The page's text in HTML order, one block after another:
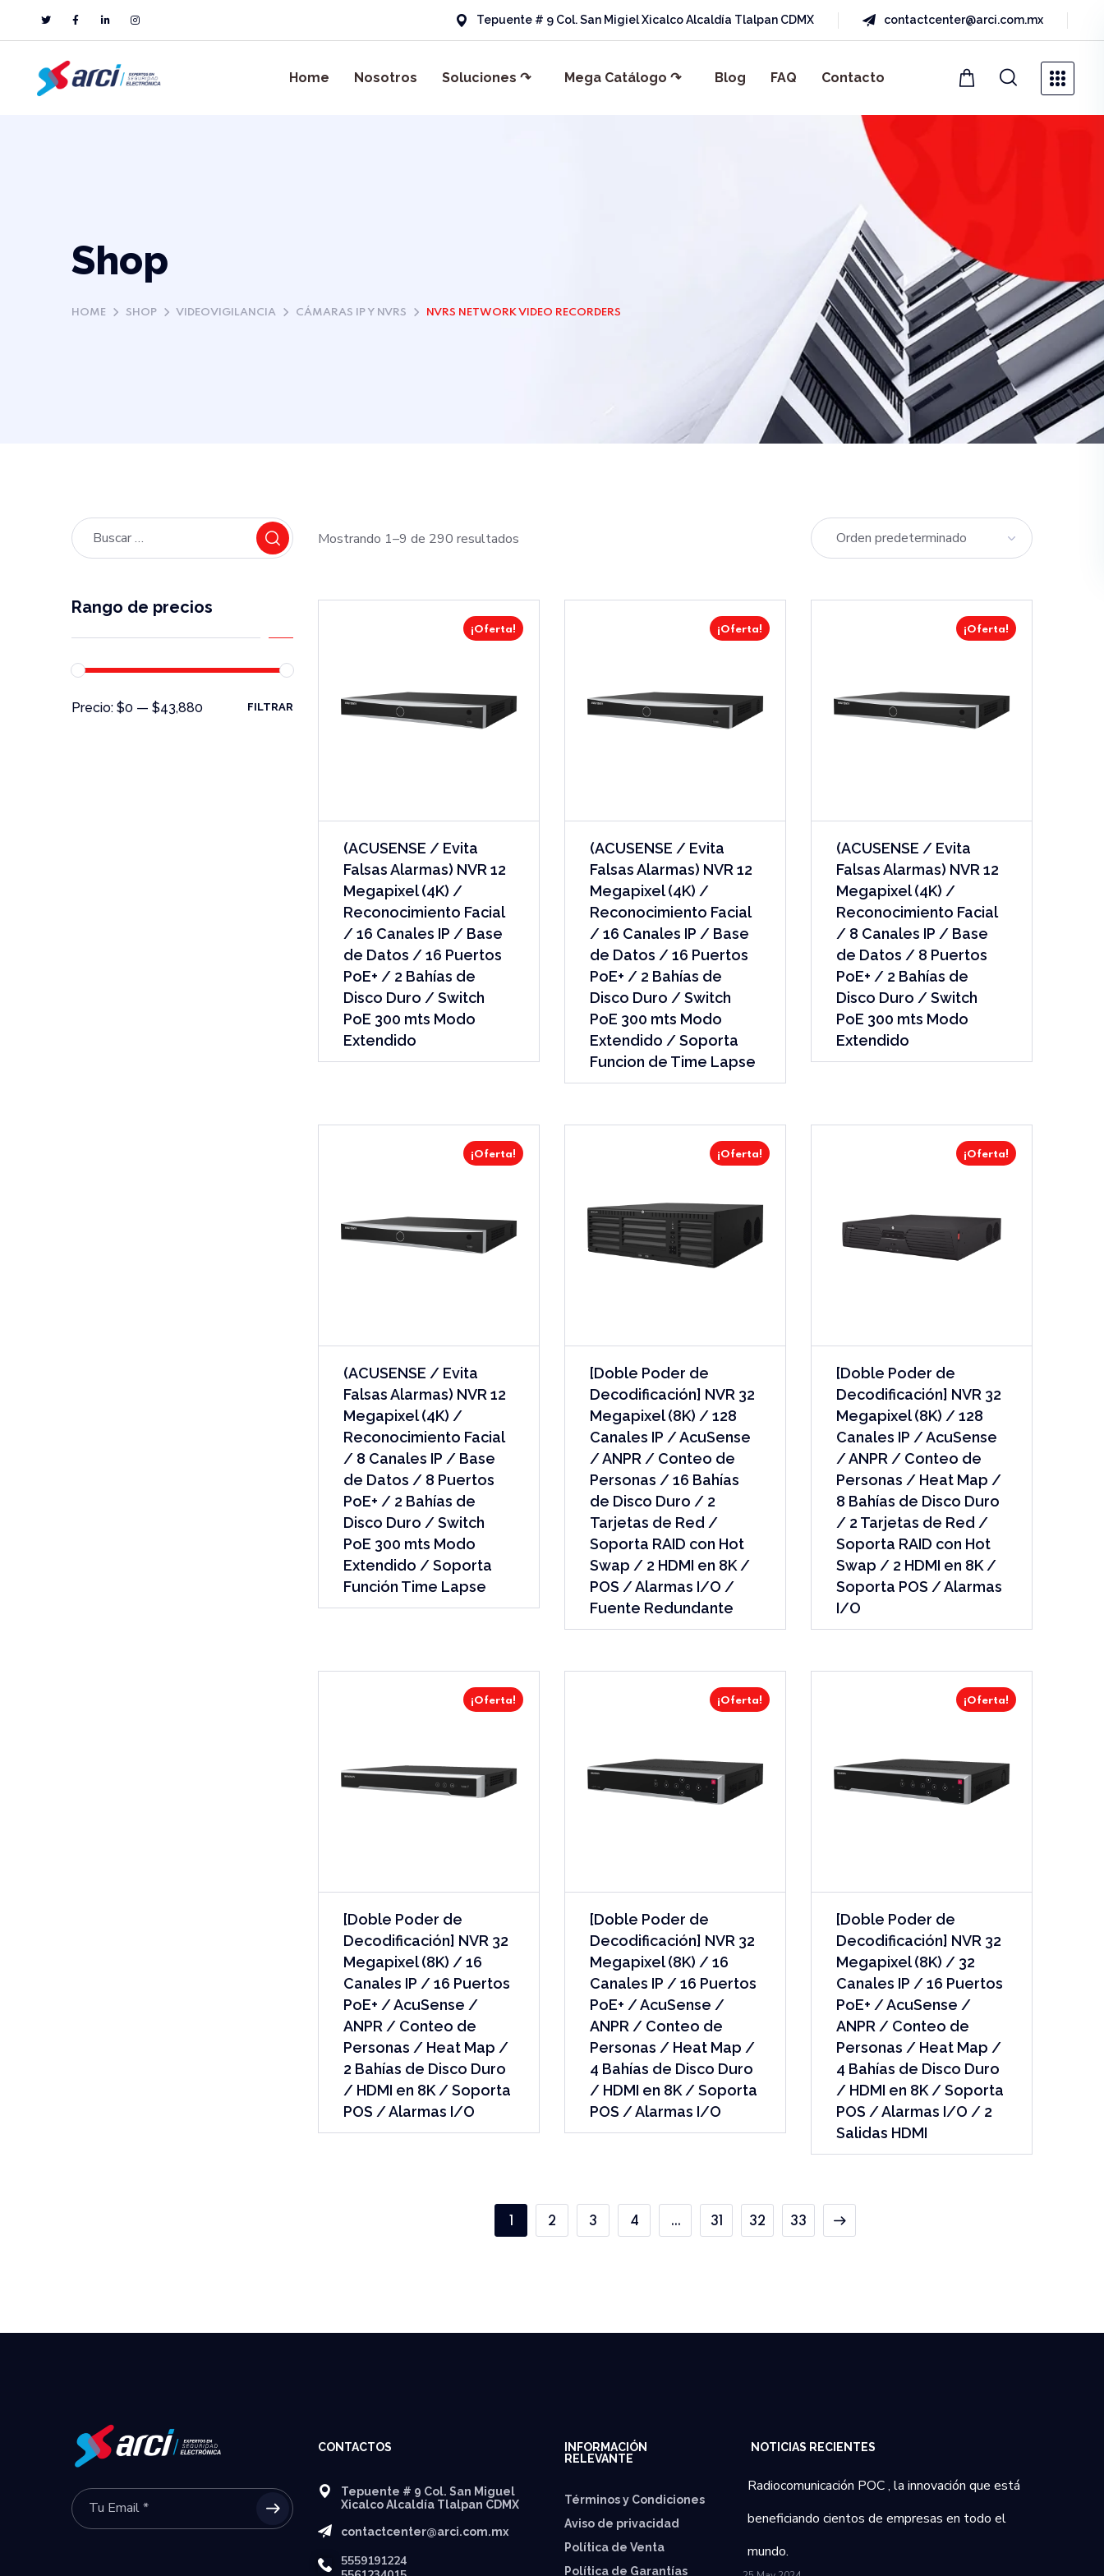
Tepuente # 9 Col. San Migiel Xicalco Alcaldía Tlalpan CDMX contactcenter@arci.com.mx
Home Nosotros Soluciones ↷ Mega Catálogo ↷ Blog FAQ Contacto
Shop
HOME SHOP VIDEOVIGILANCIA CÁMARAS IP Y NVRS NVRS NETWORK VIDEO RECORDERS
Mostrando 1–9 de 290 resultados
¡Oferta!
(ACUSENSE / Evita
Falsas Alarmas) NVR 12
Megapixel (4K) /
Reconocimiento Facial
/ 16 Canales IP / Base
de Datos / 16 Puertos
PoE+ / 2 Bahías de
Disco Duro / Switch
PoE 300 mts Modo
Extendido
¡Oferta!
(ACUSENSE / Evita
Falsas Alarmas) NVR 12
Megapixel (4K) /
Reconocimiento Facial
/ 16 Canales IP / Base
de Datos / 16 Puertos
PoE+ / 2 Bahías de
Disco Duro / Switch
PoE 300 mts Modo
Extendido / Soporta
Funcion de Time Lapse
¡Oferta!
(ACUSENSE / Evita
Falsas Alarmas) NVR 12
Megapixel (4K) /
Reconocimiento Facial
/ 8 Canales IP / Base
de Datos / 8 Puertos
PoE+ / 2 Bahías de
Disco Duro / Switch
PoE 300 mts Modo
Extendido
¡Oferta!
(ACUSENSE / Evita
Falsas Alarmas) NVR 12
Megapixel (4K) /
Reconocimiento Facial
/ 8 Canales IP / Base
de Datos / 8 Puertos
PoE+ / 2 Bahías de
Disco Duro / Switch
PoE 300 mts Modo
Extendido / Soporta
Función Time Lapse
¡Oferta!
[Doble Poder de
Decodificación] NVR 32
Megapixel (8K) / 128
Canales IP / AcuSense
/ ANPR / Conteo de
Personas / 16 Bahías
de Disco Duro / 2
Tarjetas de Red /
Soporta RAID con Hot
Swap / 2 HDMI en 8K /
POS / Alarmas I/O /
Fuente Redundante
¡Oferta!
[Doble Poder de
Decodificación] NVR 32
Megapixel (8K) / 128
Canales IP / AcuSense
/ ANPR / Conteo de
Personas / Heat Map /
8 Bahías de Disco Duro
/ 2 Tarjetas de Red /
Soporta RAID con Hot
Swap / 2 HDMI en 8K /
Soporta POS / Alarmas
I/O
¡Oferta!
[Doble Poder de
Decodificación] NVR 32
Megapixel (8K) / 16
Canales IP / 16 Puertos
PoE+ / AcuSense /
ANPR / Conteo de
Personas / Heat Map /
2 Bahías de Disco Duro
/ HDMI en 8K / Soporta
POS / Alarmas I/O
¡Oferta!
[Doble Poder de
Decodificación] NVR 32
Megapixel (8K) / 16
Canales IP / 16 Puertos
PoE+ / AcuSense /
ANPR / Conteo de
Personas / Heat Map /
4 Bahías de Disco Duro
/ HDMI en 8K / Soporta
POS / Alarmas I/O
¡Oferta!
[Doble Poder de
Decodificación] NVR 32
Megapixel (8K) / 32
Canales IP / 16 Puertos
PoE+ / AcuSense /
ANPR / Conteo de
Personas / Heat Map /
4 Bahías de Disco Duro
/ HDMI en 8K / Soporta
POS / Alarmas I/O / 2
Salidas HDMI
2 3 4 … 31 32 33
Rango de precios
FILTRAR
Precio: $0 — $43,880
CONTACTOS
Tepuente # 9 Col. San Miguel
Xicalco Alcaldía Tlalpan CDMX
contactcenter@arci.com.mx
5559191224
INFORMACIÓN
RELEVANTE
Términos y Condiciones
Aviso de privacidad
Política de Venta
Política de Garantías
NOTICIAS RECIENTES
Radiocomunicación POC , la innovación que está
beneficiando cientos de empresas en todo el
mundo.